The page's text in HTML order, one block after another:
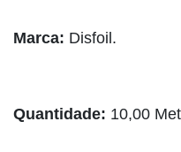
Marca: Disfoil.
Quantidade: 10,00